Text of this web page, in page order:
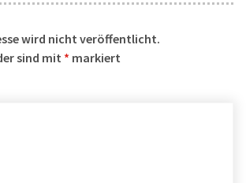
wird nicht veröffentlicht.
sind mit * markiert